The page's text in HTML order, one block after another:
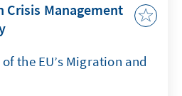
der EU dar und entwickelt
Crisis Management
the EU’s Migration and